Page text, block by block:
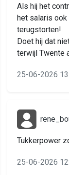
Als hij het
het salaris
terugstorten!
Doet hij dat
terwijl Twente
25-06-2026
Tukkerpower
25-06-2026